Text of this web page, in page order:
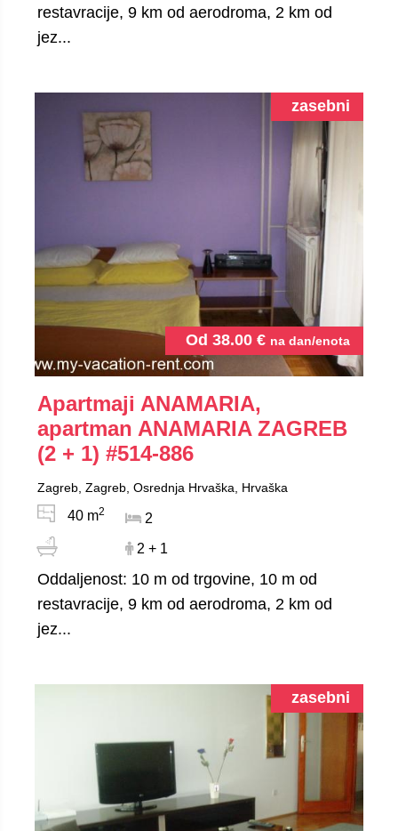
restavracije, 9 km od aerodroma, 2 km od
jez...
Od 38.00 € na dan/enota
zasebni
Apartmaji ANAMARIA,
apartman ANAMARIA ZAGREB
(2 + 1) #514-886
Zagreb, Zagreb, Osrednja Hrvaška, Hrvaška
40 m2
2
2 + 1
Oddaljenost: 10 m od trgovine, 10 m od
restavracije, 9 km od aerodroma, 2 km od
jez...
zasebni